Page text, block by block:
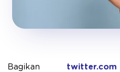
Bagikan
twitter.com